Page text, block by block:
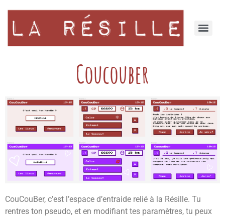
Coucouber
CouCouBer, c’est l’espace d’entraide relié à la Résille. Tu
rentres ton pseudo, et en modifiant tes paramètres, tu peux